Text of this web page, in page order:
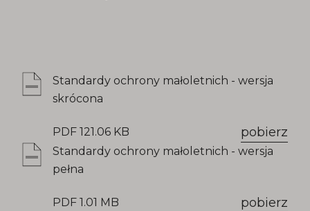
Standardy ochrony małoletnich - wersja
skrócona
PDF 121.06 KB pobierz
Standardy ochrony małoletnich - wersja
pełna
PDF 1.01 MB pobierz